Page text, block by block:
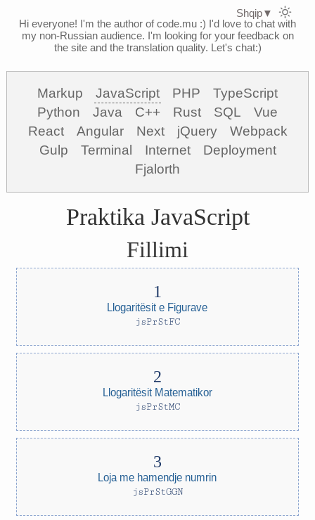
Hi everyone! I'm the author of code.mu :) I'd love to chat with
my non-Russian audience. I'm looking for your feedback on
the site and the translation quality. Let's chat:)
Markup JavaScript PHP
TypeScript
Python
Java C++ Rust SQL
Vue
React
Angular Next jQuery
Webpack
Gulp
Terminal Internet
Deployment
Fjalorth
Praktika JavaScript
Fillimi
Llogaritësit e Figurave
jsPrStFC
Llogaritësit Matematikor
jsPrStMC
Loja me hamendje numrin
jsPrStGGN
Shqip▼